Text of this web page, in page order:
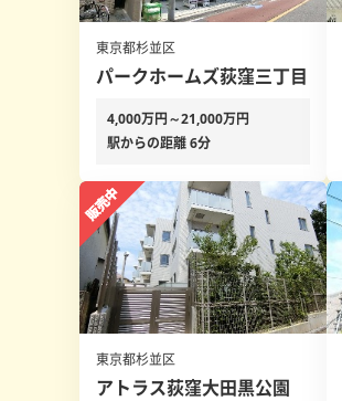
東京都杉並区
パークホームズ荻窪三丁目
4,000万円～21,000万円
駅からの距離 6分
東京都杉並区
アトラス荻窪大田黒公園